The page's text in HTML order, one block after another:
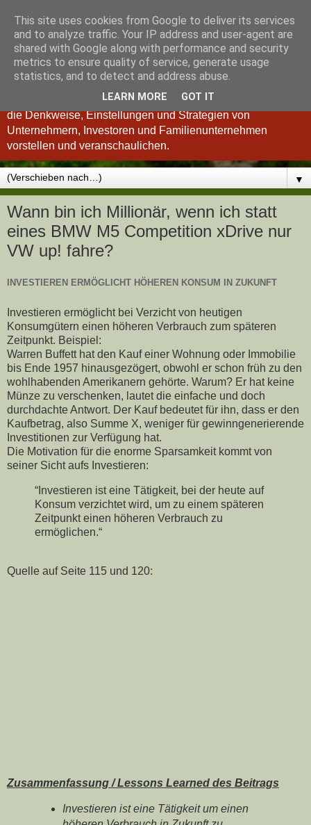
Königsinvestor
"Wer verstanden hat, was einen guten Investor ausmacht, ist
auch ein besserer Unternehmer und umgekehrt." so Charlie
Munger. Deshalb möchten wir Ihnen im Königsinvestor-Blog
die Denkweise, Einstellungen und Strategien von
Unternehmern, Investoren und Familienunternehmen
vorstellen und veranschaulichen.
▼
Wann bin ich Millionär, wenn ich statt
eines BMW M5 Competition xDrive nur
VW up! fahre?
INVESTIEREN ERMÖGLICHT HÖHEREN KONSUM IN ZUKUNFT
Investieren ermöglicht bei Verzicht von heutigen
Konsumgütern einen höheren Verbrauch zum späteren
Zeitpunkt. Beispiel:
Warren Buffett hat den Kauf einer Wohnung oder Immobilie
bis Ende 1957 hinausgezögert, obwohl er schon früh zu den
wohlhabenden Amerikanern gehörte. Warum? Er hat keine
Münze zu verschenken, lautet die einfache und doch
durchdachte Antwort. Der Kauf bedeutet für ihn, dass er den
Kaufbetrag, also Summe X, weniger für gewinngenerierende
Investitionen zur Verfügung hat.
Die Motivation für die enorme Sparsamkeit kommt von
seiner Sicht aufs Investieren:
“Investieren ist eine Tätigkeit, bei der heute auf
Konsum verzichtet wird, um zu einem späteren
Zeitpunkt einen höheren Verbrauch zu
ermöglichen.“
Quelle auf Seite 115 und 120:
Zusammenfassung / Lessons Learned des Beitrags
Investieren ist eine Tätigkeit um einen
This site uses cookies from Google to deliver its services
and to analyze traffic. Your IP address and user-agent are
shared with Google along with performance and security
metrics to ensure quality of service, generate usage
statistics, and to detect and address abuse.
LEARN MORE GOT IT